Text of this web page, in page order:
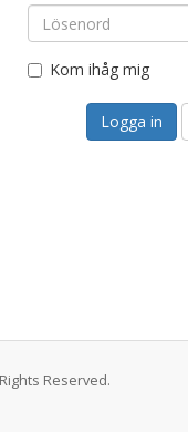
Kom ihåg mig
Reserved.